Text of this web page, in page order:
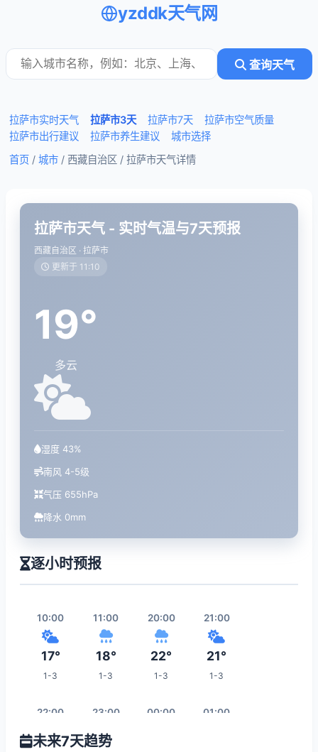
yzddk天气网
查询天气
拉萨市实时天气 拉萨市3天 拉萨市7天
拉萨市空气质量
拉萨市出行建议
拉萨市养生建议
城市选择
首页 / 城市 / 西藏自治区 / 拉萨市天气详情
拉萨市天气 - 实时气温与7天预报
西藏自治区 · 拉萨市
更新于 11:10
19°
多云
湿度 43%
南风 4-5级
气压 655hPa
降水 0mm
逐小时预报
10:00
17°
1-3
11:00
18°
1-3
20:00
22°
1-3
21:00
21°
1-3
22:00 23:00 00:00 01:00
未来7天趋势